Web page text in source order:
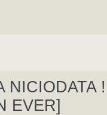
NICIODATA !
EVER]